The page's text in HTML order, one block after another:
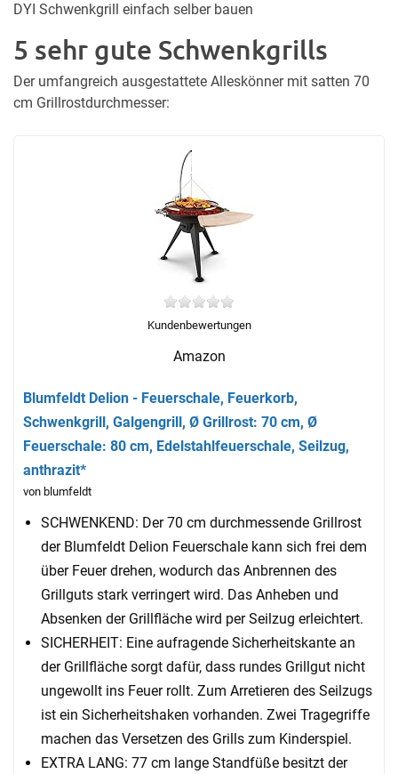
DYI Schwenkgrill einfach selber bauen
5 sehr gute Schwenkgrills
Der umfangreich ausgestattete Alleskönner mit satten 70
cm Grillrostdurchmesser:
Kundenbewertungen
Amazon
Blumfeldt Delion - Feuerschale, Feuerkorb,
Schwenkgrill, Galgengrill, Ø Grillrost: 70 cm, Ø
Feuerschale: 80 cm, Edelstahlfeuerschale, Seilzug,
anthrazit*
von blumfeldt
SCHWENKEND: Der 70 cm durchmessende Grillrost
der Blumfeldt Delion Feuerschale kann sich frei dem
über Feuer drehen, wodurch das Anbrennen des
Grillguts stark verringert wird. Das Anheben und
Absenken der Grillfläche wird per Seilzug erleichtert.
SICHERHEIT: Eine aufragende Sicherheitskante an
der Grillfläche sorgt dafür, dass rundes Grillgut nicht
ungewollt ins Feuer rollt. Zum Arretieren des Seilzugs
ist ein Sicherheitshaken vorhanden. Zwei Tragegriffe
machen das Versetzen des Grills zum Kinderspiel.
EXTRA LANG: 77 cm lange Standfüße besitzt der